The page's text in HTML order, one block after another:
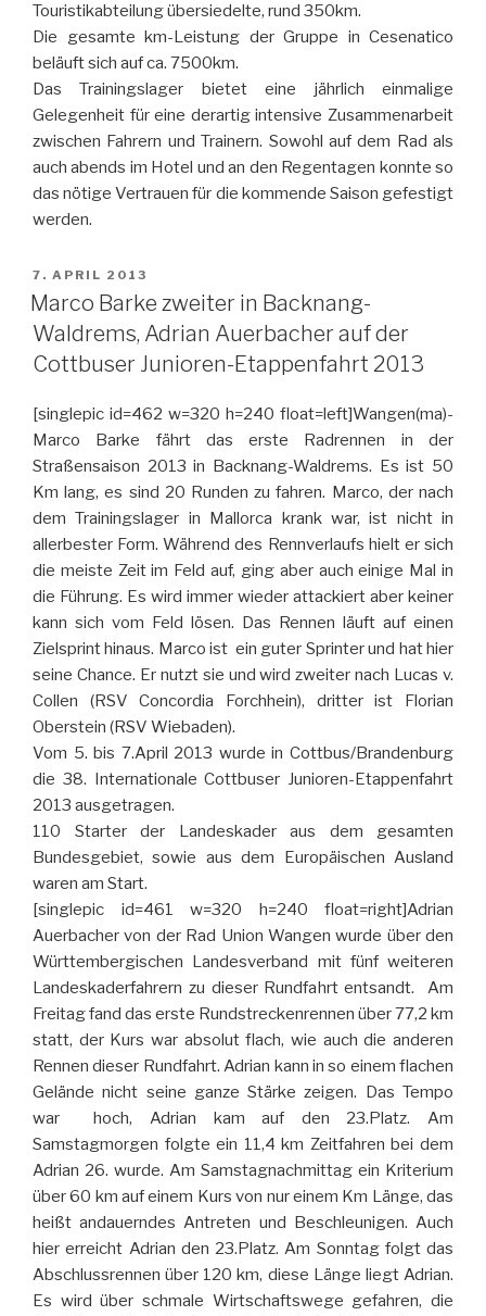
Touristikabteilung übersiedelte, rund 350km.
Die gesamte km-Leistung der Gruppe in Cesenatico
beläuft sich auf ca. 7500km.
Das Trainingslager bietet eine jährlich einmalige
Gelegenheit für eine derartig intensive Zusammenarbeit
zwischen Fahrern und Trainern. Sowohl auf dem Rad als
auch abends im Hotel und an den Regentagen konnte so
das nötige Vertrauen für die kommende Saison gefestigt
werden.
VERÖFFENTLICHT
AM
7. APRIL 2013
Marco Barke zweiter in Backnang-
Waldrems, Adrian Auerbacher auf der
Cottbuser Junioren-Etappenfahrt 2013
[singlepic id=462 w=320 h=240 float=left]Wangen(ma)-
Marco Barke fährt das erste Radrennen in der
Straßensaison 2013 in Backnang-Waldrems. Es ist 50
Km lang, es sind 20 Runden zu fahren. Marco, der nach
dem Trainingslager in Mallorca krank war, ist nicht in
allerbester Form. Während des Rennverlaufs hielt er sich
die meiste Zeit im Feld auf, ging aber auch einige Mal in
die Führung. Es wird immer wieder attackiert aber keiner
kann sich vom Feld lösen. Das Rennen läuft auf einen
Zielsprint hinaus. Marco ist ein guter Sprinter und hat hier
seine Chance. Er nutzt sie und wird zweiter nach Lucas v.
Collen (RSV Concordia Forchhein), dritter ist Florian
Oberstein (RSV Wiebaden).
Vom 5. bis 7.April 2013 wurde in Cottbus/Brandenburg
die 38. Internationale Cottbuser Junioren-Etappenfahrt
2013 ausgetragen.
110 Starter der Landeskader aus dem gesamten
Bundesgebiet, sowie aus dem Europäischen Ausland
waren am Start.
[singlepic id=461 w=320 h=240 float=right]Adrian
Auerbacher von der Rad Union Wangen wurde über den
Württembergischen Landesverband mit fünf weiteren
Landeskaderfahrern zu dieser Rundfahrt entsandt. Am
Freitag fand das erste Rundstreckenrennen über 77,2 km
statt, der Kurs war absolut flach, wie auch die anderen
Rennen dieser Rundfahrt. Adrian kann in so einem flachen
Gelände nicht seine ganze Stärke zeigen. Das Tempo
war hoch, Adrian kam auf den 23.Platz. Am
Samstagmorgen folgte ein 11,4 km Zeitfahren bei dem
Adrian 26. wurde. Am Samstagnachmittag ein Kriterium
über 60 km auf einem Kurs von nur einem Km Länge, das
heißt andauerndes Antreten und Beschleunigen. Auch
hier erreicht Adrian den 23.Platz. Am Sonntag folgt das
Abschlussrennen über 120 km, diese Länge liegt Adrian.
Es wird über schmale Wirtschaftswege gefahren, die